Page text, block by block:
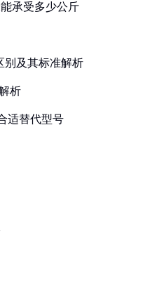
承受多少公斤
别及其标准解析
析
适替代型号